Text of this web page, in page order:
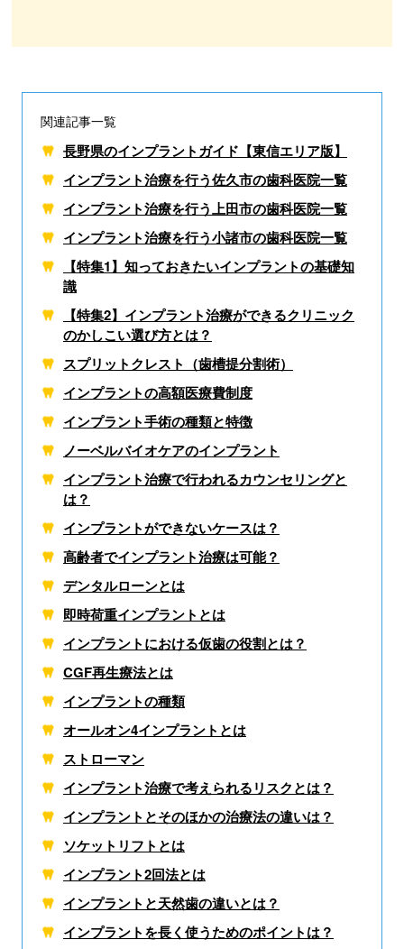
関連記事一覧
長野県のインプラントガイド【東信エリア版】
インプラント治療を行う佐久市の歯科医院一覧
インプラント治療を行う上田市の歯科医院一覧
インプラント治療を行う小諸市の歯科医院一覧
【特集1】知っておきたいインプラントの基礎知
識
【特集2】インプラント治療ができるクリニック
のかしこい選び方とは？
スプリットクレスト（歯槽提分割術）
インプラントの高額医療費制度
インプラント手術の種類と特徴
ノーベルバイオケアのインプラント
インプラント治療で行われるカウンセリングと
は？
インプラントができないケースは？
高齢者でインプラント治療は可能？
デンタルローンとは
即時荷重インプラントとは
インプラントにおける仮歯の役割とは？
CGF再生療法とは
インプラントの種類
オールオン4インプラントとは
ストローマン
インプラント治療で考えられるリスクとは？
インプラントとそのほかの治療法の違いは？
ソケットリフトとは
インプラント2回法とは
インプラントと天然歯の違いとは？
インプラントを長く使うためのポイントは？